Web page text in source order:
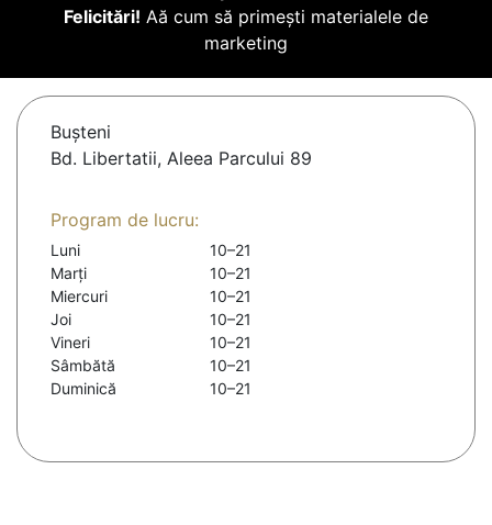
Felicitări! Aă cum să primești materialele de
marketing
Buşteni
Bd. Libertatii, Aleea Parcului 89
Program de lucru:
Luni
10–21
Marți
10–21
Miercuri
10–21
Joi
10–21
Vineri
10–21
Sâmbătă
10–21
Duminică
10–21